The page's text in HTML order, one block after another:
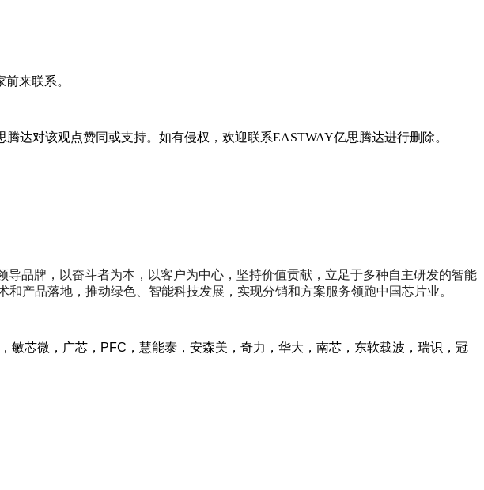
来联系。
达对该观点赞同或支持。如有侵权，欢迎联系EASTWAY亿思腾达进行删除。
品牌，以奋斗者为本，以客户为中心，坚持价值贡献，立足于多种自主研发的智能
产品落地，推动绿色、智能科技发展，实现分销和方案服务领跑中国芯片业。
芯微，广芯，PFC，慧能泰，安森美，奇力，华大，南芯，东软载波，瑞识，冠